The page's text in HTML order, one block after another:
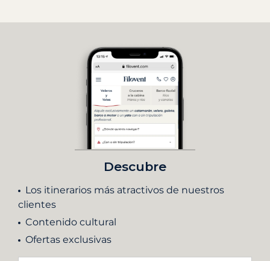
Descubre
Los itinerarios más atractivos de nuestros
clientes
Contenido cultural
Ofertas exclusivas